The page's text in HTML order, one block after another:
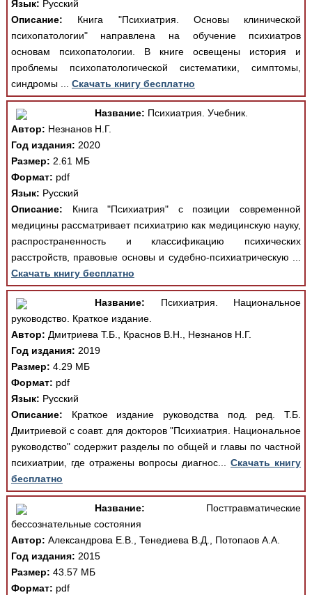
Язык: Русский
Описание: Книга "Психиатрия. Основы клинической
психопатологии" направлена на обучение психиатров
основам психопатологии. В книге освещены история и
проблемы психопатологической систематики, симптомы,
синдромы ... Скачать книгу бесплатно
Название: Психиатрия. Учебник.
Автор: Незнанов Н.Г.
Год издания: 2020
Размер: 2.61 МБ
Формат: pdf
Язык: Русский
Описание: Книга "Психиатрия" с позиции современной
медицины рассматривает психиатрию как медицинскую науку,
распространенность и классификацию психических
расстройств, правовые основы и судебно-психиатрическую ...
Скачать книгу бесплатно
Название: Психиатрия. Национальное
руководство. Краткое издание.
Автор: Дмитриева Т.Б., Краснов В.Н., Незнанов Н.Г.
Год издания: 2019
Размер: 4.29 МБ
Формат: pdf
Язык: Русский
Описание: Краткое издание руководства под. ред. Т.Б.
Дмитриевой с соавт. для докторов "Психиатрия. Национальное
руководство" содержит разделы по общей и главы по частной
психиатрии, где отражены вопросы диагнос...Скачать книгу
бесплатно
Название: Посттравматические
бессознательные состояния
Автор: Александрова Е.В., Тенедиева В.Д., Потопаов А.А.
Год издания: 2015
Размер: 43.57 МБ
Формат: pdf